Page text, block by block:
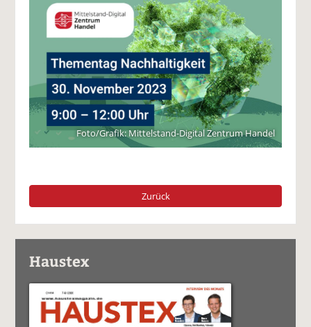
Foto/Grafik: Mittelstand-Digital Zentrum Handel
Zurück
Haustex